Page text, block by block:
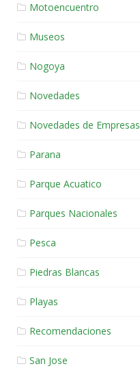
Motoencuentro
Museos
Nogoya
Novedades
Novedades de Empresas
Parana
Parque Acuatico
Parques Nacionales
Pesca
Piedras Blancas
Playas
Recomendaciones
San Jose